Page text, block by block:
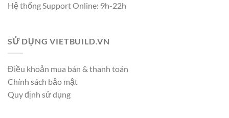
Hệ thống Support Online: 9h-22h
SỬ DỤNG VIETBUILD.VN
Điều khoản mua bán & thanh toán
Chính sách bảo mật
Quy định sử dụng